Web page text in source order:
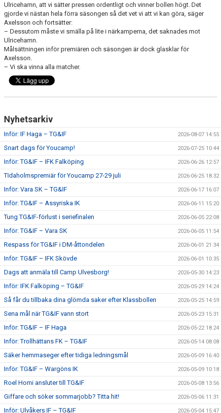
Ulricehamn, att vi sätter pressen ordentligt och vinner bollen högt. Det
gjorde vi nästan hela förra säsongen så det vet vi att vi kan göra, säger
Axelsson och fortsätter:
– Dessutom måste vi smälla på lite i närkamperna, det saknades mot
Ulricehamn.
Målsättningen inför premiären och säsongen är dock glasklar för
Axelsson.
– Vi ska vinna alla matcher.
Nyhetsarkiv
Inför: IF Haga – TG&IF 2026-08-07 14:55
Snart dags för Youcamp! 2026-07-25 10:44
Inför: TG&IF – IFK Falköping 2026-06-26 12:57
TIdaholmspremiär för Youcamp 27-29 juli 2026-06-25 18:32
Inför: Vara SK – TG&IF 2026-06-17 16:07
Inför: TG&IF – Assyriska IK 2026-06-11 15:20
Tung TG&IF-förlust i seriefinalen 2026-06-05 22:08
Inför: TG&IF – Vara SK 2026-06-05 11:54
Respass för TG&IF i DM-åttondelen 2026-06-01 21:34
Inför: TG&IF – IFK Skövde 2026-06-01 10:35
Dags att anmäla till Camp Ulvesborg! 2026-05-30 14:23
Inför: IFK Falköping – TG&IF 2026-05-29 14:24
Så får du tillbaka dina glömda saker efter Klassbollen 2026-05-25 14:59
Sena mål när TG&IF vann stort 2026-05-23 15:31
Inför: TG&IF – IF Haga 2026-05-22 18:24
Inför: Trollhättans FK – TG&IF 2026-05-14 08:08
Säker hemmaseger efter tidiga ledningsmål 2026-05-09 16:40
Inför: TG&IF – Wargöns IK 2026-05-09 10:18
Roel Homi ansluter till TG&IF 2026-05-08 13:56
Giffare och söker sommarjobb? Titta hit! 2026-05-06 11:31
Inför: Ulvåkers IF – TG&IF 2026-05-04 15:47